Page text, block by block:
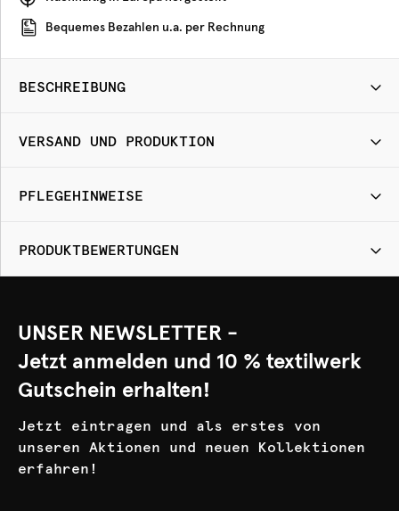
Bequemes Bezahlen u.a. per Rechnung
BESCHREIBUNG
VERSAND UND PRODUKTION
PFLEGEHINWEISE
PRODUKTBEWERTUNGEN
UNSER NEWSLETTER -
Jetzt anmelden und 10 % textilwerk
Gutschein erhalten!
Jetzt eintragen und als erstes von
unseren Aktionen und neuen Kollektionen
erfahren!